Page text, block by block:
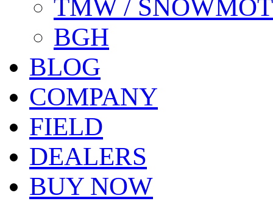
TMW /
BGH
BLOG
COMPANY
FIELD
DEALERS
BUY NOW